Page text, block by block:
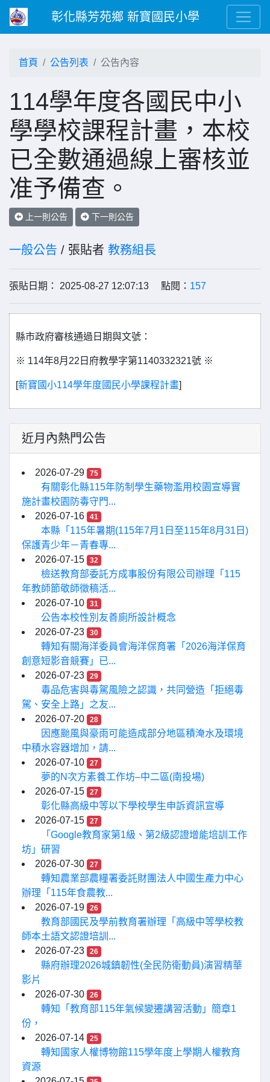
彰化縣芳苑鄉 新寶國民小學
首頁 公告列表 公告內容
114學年度各國民中小
學學校課程計畫，本校
已全數通過線上審核並
准予備查。
上一則公告 下一則公告
一般公告 / 張貼者 教務組長
張貼日期： 2025-08-27 12:07:13 點閱： 157
縣市政府審核通過日期與文號：
※ 114年8月22日府教學字第1140332321號 ※
[新寶國小114學年度國民小學課程計畫]
近月內熱門公告
2026-07-29 75
有關彰化縣115年防制學生藥物濫用校園宣導實
施計畫校園防毒守門...
2026-07-16
41
本縣「115年暑期(115年7月1日至115年8月31日)
保護青少年－青春專...
2026-07-15
32
檢送教育部委託方成事股份有限公司辦理「115
年教師節敬師徵稿活...
2026-07-10
31
公告本校性別友善廁所設計概念
2026-07-23
30
轉知有關海洋委員會海洋保育署「2026海洋保育
創意短影音競賽」已...
2026-07-23
29
毒品危害與毒駕風險之認識，共同營造「拒絕毒
駕、安全上路」之友...
2026-07-20
28
因應颱風與豪雨可能造成部分地區積淹水及環境
中積水容器增加，請...
2026-07-10
27
夢的N次方素養工作坊–中二區(南投場)
2026-07-15
27
彰化縣高級中等以下學校學生申訴資訊宣導
2026-07-15
27
「Google教育家第1級、第2級認證增能培訓工作
坊」研習
2026-07-30
27
轉知農業部農糧署委託財團法人中國生產力中心
辦理「115年食農教...
2026-07-19
26
教育部國民及學前教育署辦理「高級中等學校教
師本土語文認證培訓...
2026-07-23
26
縣府辦理2026城鎮韌性(全民防衛動員)演習精華
影片
2026-07-30
26
轉知「教育部115年氣候變遷講習活動」簡章1
份，
2026-07-14
25
轉知國家人權博物館115學年度上學期人權教育
資源